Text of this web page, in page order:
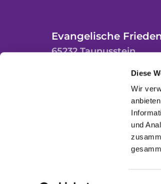
Diese
Wir
und
Evangelische
65232 Taunusstein